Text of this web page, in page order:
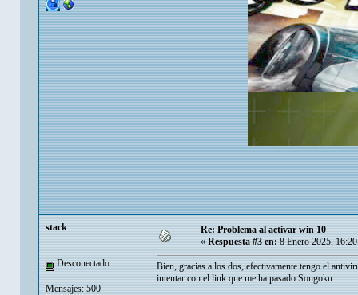
stack
Desconectado
Mensajes: 500
Re: Problema al activar win 10
« Respuesta #3 en: 8 Enero 2025,
Bien, gracias a los dos, efectivamente tengo el
intentar con el link que me ha pasado Songoku.